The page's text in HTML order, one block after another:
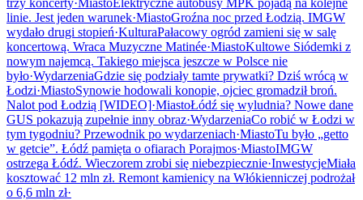
trzy koncerty·MiastoElektryczne autobusy MPK pojadą na kolejne
linie. Jest jeden warunek·MiastoGroźna noc przed Łodzią. IMGW
wydało drugi stopień·KulturaPałacowy ogród zamieni się w salę
koncertową. Wraca Muzyczne Matinée·MiastoKultowe Siódemki z
nowym najemcą. Takiego miejsca jeszcze w Polsce nie
było·WydarzeniaGdzie się podziały tamte prywatki? Dziś wrócą w
Łodzi·MiastoSynowie hodowali konopie, ojciec gromadził broń.
Nalot pod Łodzią [WIDEO]·MiastoŁódź się wyludnia? Nowe dane
GUS pokazują zupełnie inny obraz·WydarzeniaCo robić w Łodzi w
tym tygodniu? Przewodnik po wydarzeniach·MiastoTu było „getto
w getcie”. Łódź pamięta o ofiarach Porajmos·MiastoIMGW
ostrzega Łódź. Wieczorem zrobi się niebezpiecznie·InwestycjeMiała
kosztować 12 mln zł. Remont kamienicy na Włókienniczej podrożał
o 6,6 mln zł·